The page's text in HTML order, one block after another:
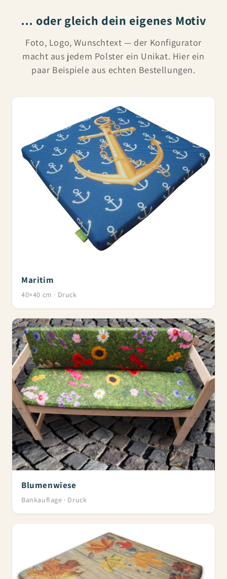
… oder gleich dein eigenes Motiv
Foto, Logo, Wunschtext — der Konfigurator
macht aus jedem Polster ein Unikat. Hier ein
paar Beispiele aus echten Bestellungen.
Maritim
40×40 cm · Druck
Blumenwiese
Bankauflage · Druck